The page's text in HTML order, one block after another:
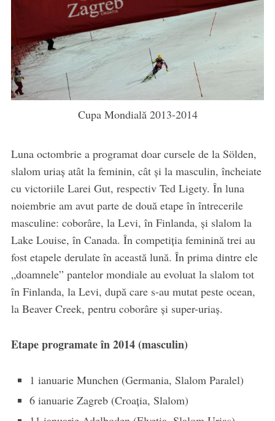
Cupa Mondială 2013-2014
Luna octombrie a programat doar cursele de la Sölden,
slalom uriaş atât la feminin, cât şi la masculin, încheiate
cu victoriile Larei Gut, respectiv Ted Ligety. În luna
noiembrie am avut parte de două etape în întrecerile
masculine: coborâre, la Levi, în Finlanda, şi slalom la
Lake Louise, în Canada. În competiţia feminină trei au
fost etapele derulate în această lună. În prima dintre ele
„doamnele” pantelor mondiale au evoluat la slalom tot
în Finlanda, la Levi, după care s-au mutat peste ocean,
la Beaver Creek, pentru coborâre şi super-uriaş.
Etape programate în 2014 (masculin)
1 ianuarie Munchen (Germania, Slalom Paralel)
6 ianuarie Zagreb (Croaţia, Slalom)